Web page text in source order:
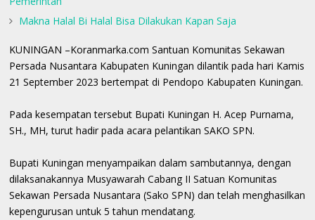
Makna Halal Bi Halal Bisa Dilakukan Kapan Saja
KUNINGAN –Koranmarka.com Santuan Komunitas Sekawan
Persada Nusantara Kabupaten Kuningan dilantik pada hari Kamis
21 September 2023 bertempat di Pendopo Kabupaten Kuningan.
Pada kesempatan tersebut Bupati Kuningan H. Acep Purnama,
SH., MH, turut hadir pada acara pelantikan SAKO SPN.
Bupati Kuningan menyampaikan dalam sambutannya, dengan
dilaksanakannya Musyawarah Cabang II Satuan Komunitas
Sekawan Persada Nusantara (Sako SPN) dan telah menghasilkan
kepengurusan untuk 5 tahun mendatang.